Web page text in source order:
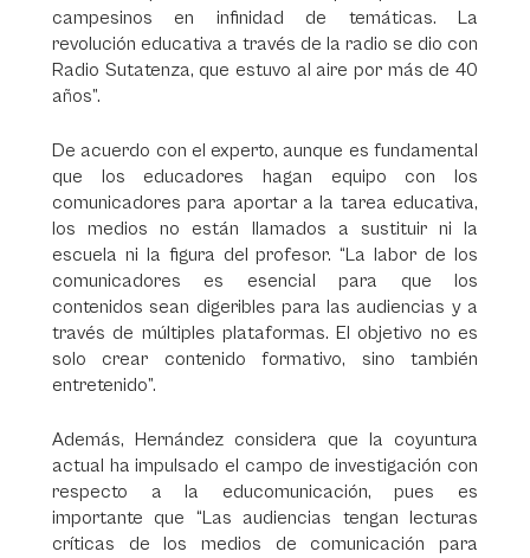
campesinos en infinidad de temáticas. La
revolución educativa a través de la radio se dio con
Radio Sutatenza, que estuvo al aire por más de 40
años”.
De acuerdo con el experto, aunque es fundamental
que los educadores hagan equipo con los
comunicadores para aportar a la tarea educativa,
los medios no están llamados a sustituir ni la
escuela ni la figura del profesor. “La labor de los
comunicadores es esencial para que los
contenidos sean digeribles para las audiencias y a
través de múltiples plataformas. El objetivo no es
solo crear contenido formativo, sino también
entretenido”.
Además, Hernández considera que la coyuntura
actual ha impulsado el campo de investigación con
respecto a la educomunicación, pues es
importante que “Las audiencias tengan lecturas
críticas de los medios de comunicación para